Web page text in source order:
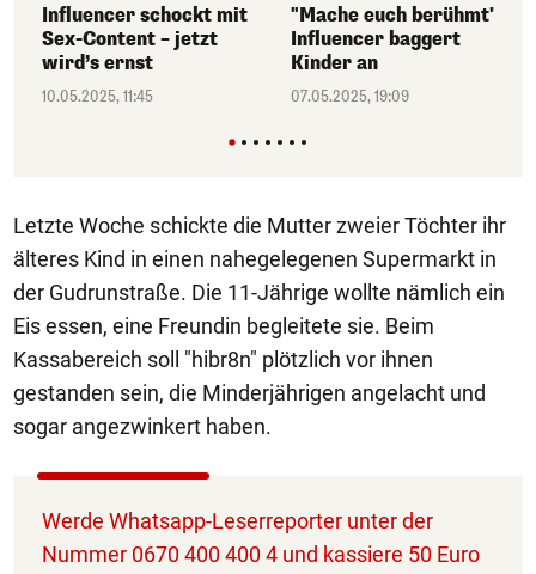
Influencer schockt mit
Sex-Content – jetzt
wird’s ernst
10.05.2025, 11:45
"Mache euch berühmt" –
Influencer baggert
Kinder an
07.05.2025, 19:09
Letzte Woche schickte die Mutter zweier Töchter ihr
älteres Kind in einen nahegelegenen Supermarkt in
der Gudrunstraße. Die 11-Jährige wollte nämlich ein
Eis essen, eine Freundin begleitete sie. Beim
Kassabereich soll "hibr8n" plötzlich vor ihnen
gestanden sein, die Minderjährigen angelacht und
sogar angezwinkert haben.
Werde Whatsapp-Leserreporter unter der
Nummer 0670 400 400 4 und kassiere 50 Euro